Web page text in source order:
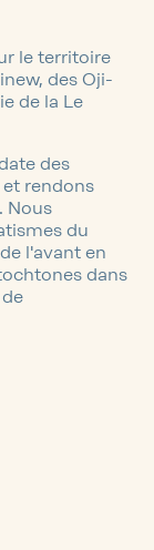
le territoire
des Oji-
de la Le
des
rendons
Nous
du
l'avant en
dans